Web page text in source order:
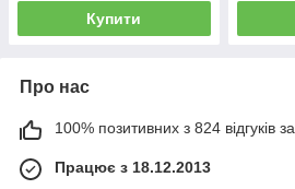
Купити
Про нас
100% позитивних з 824 відгуків за
Працює з 18.12.2013